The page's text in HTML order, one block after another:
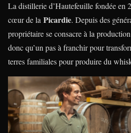
La distillerie d’Hautefeuille fondée en
cœur de la Picardie. Depuis des
propriétaire se consacre à la
donc qu’un pas à franchir pour
terres familiales pour produire du